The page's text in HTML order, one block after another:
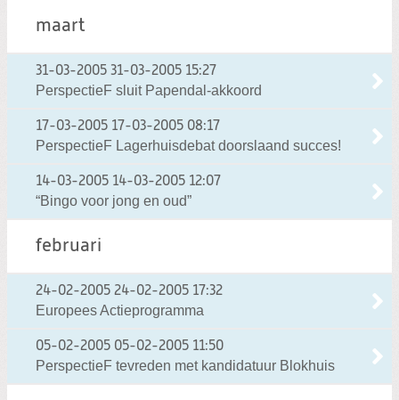
maart
31-03-2005 31-03-2005 15:27
PerspectieF sluit Papendal-akkoord
17-03-2005 17-03-2005 08:17
PerspectieF Lagerhuisdebat doorslaand succes!
14-03-2005 14-03-2005 12:07
“Bingo voor jong en oud”
februari
24-02-2005 24-02-2005 17:32
Europees Actieprogramma
05-02-2005 05-02-2005 11:50
PerspectieF tevreden met kandidatuur Blokhuis